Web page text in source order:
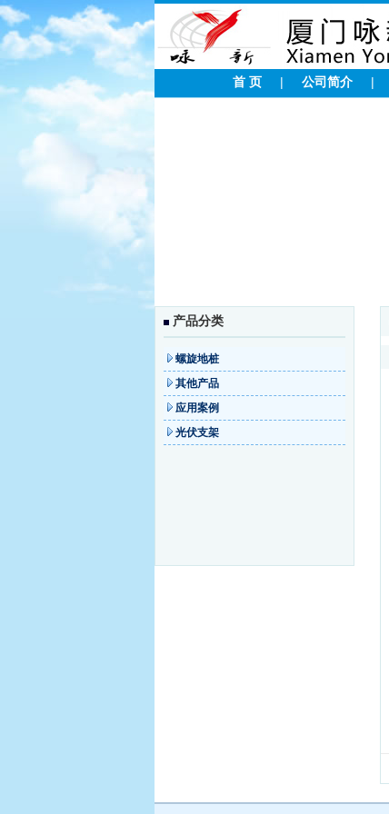
首 页 | 公司简介 |
产品分类
螺旋地桩
其他产品
应用案例
光伏支架